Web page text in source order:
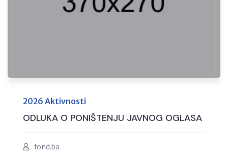
2026 Aktivnosti
ODLUKA O PONIŠTENJU JAVNOG OGLASA
fond.ba